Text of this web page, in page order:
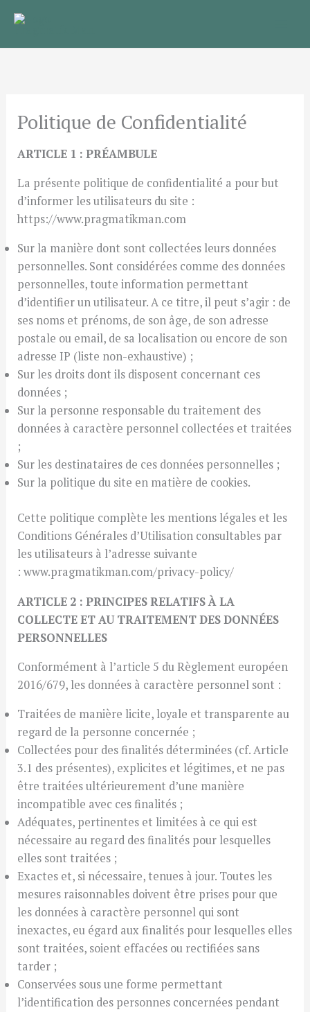
contenu
Politique de Confidentialité
ARTICLE 1 : PRÉAMBULE
La présente politique de confidentialité a pour but
d’informer les utilisateurs du site :
https://www.pragmatikman.com
Sur la manière dont sont collectées leurs données
personnelles. Sont considérées comme des données
personnelles, toute information permettant
d’identifier un utilisateur. A ce titre, il peut s’agir : de
ses noms et prénoms, de son âge, de son adresse
postale ou email, de sa localisation ou encore de son
adresse IP (liste non-exhaustive) ;
Sur les droits dont ils disposent concernant ces
données ;
Sur la personne responsable du traitement des
données à caractère personnel collectées et traitées
;
Sur les destinataires de ces données personnelles ;
Sur la politique du site en matière de cookies.
Cette politique complète les mentions légales et les
Conditions Générales d’Utilisation consultables par
les utilisateurs à l’adresse suivante
: www.pragmatikman.com/privacy-policy/
ARTICLE 2 : PRINCIPES RELATIFS À LA
COLLECTE ET AU TRAITEMENT DES DONNÉES
PERSONNELLES
Conformément à l’article 5 du Règlement européen
2016/679, les données à caractère personnel sont :
Traitées de manière licite, loyale et transparente au
regard de la personne concernée ;
Collectées pour des finalités déterminées (cf. Article
3.1 des présentes), explicites et légitimes, et ne pas
être traitées ultérieurement d’une manière
incompatible avec ces finalités ;
Adéquates, pertinentes et limitées à ce qui est
nécessaire au regard des finalités pour lesquelles
elles sont traitées ;
Exactes et, si nécessaire, tenues à jour. Toutes les
mesures raisonnables doivent être prises pour que
les données à caractère personnel qui sont
inexactes, eu égard aux finalités pour lesquelles elles
sont traitées, soient effacées ou rectifiées sans
tarder ;
Conservées sous une forme permettant
l’identification des personnes concernées pendant